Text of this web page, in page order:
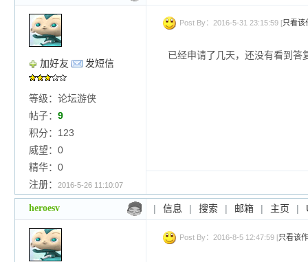
加好友 发短信
等级：论坛游侠
帖子： 9
积分：123
威望：0
精华：0
注册：
2016-5-26 11:10:07
Post By：2016-5-31 23:15:59 [只看该
已经申请了几天，还没有看到答
heroesv | 信息 | 搜索 | 邮箱 | 主页 |
Post By：2016-8-5 12:47:59 [只看该